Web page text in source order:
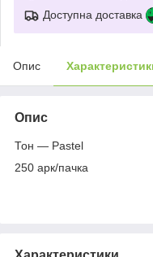
Доступна доставка
Опис
Опис
Тон — Pastel
250 арк/пачка